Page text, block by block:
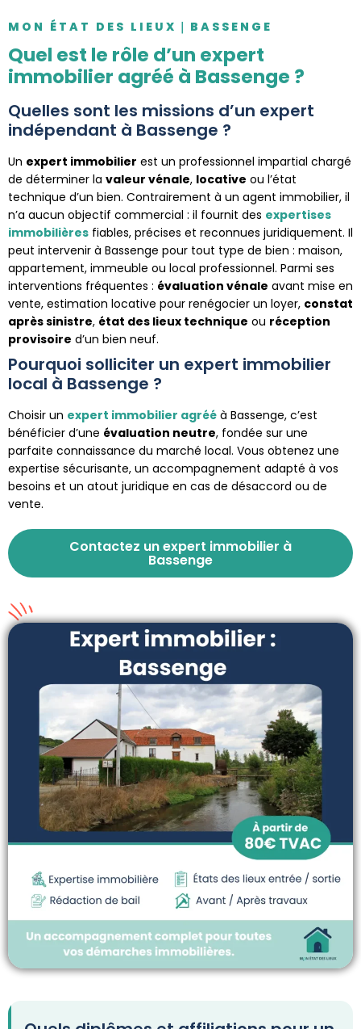
MON ÉTAT DES LIEUX｜BASSENGE
Quel est le rôle d’un expert
immobilier agréé à Bassenge ?
Quelles sont les missions d’un expert
indépendant à Bassenge ?
Un expert immobilier est un professionnel impartial chargé
de déterminer la valeur vénale, locative ou l’état
technique d’un bien. Contrairement à un agent immobilier, il
n’a aucun objectif commercial : il fournit des expertises
immobilières fiables, précises et reconnues juridiquement. Il
peut intervenir à Bassenge pour tout type de bien : maison,
appartement, immeuble ou local professionnel. Parmi ses
interventions fréquentes : évaluation vénale avant mise en
vente, estimation locative pour renégocier un loyer, constat
après sinistre, état des lieux technique ou réception
provisoire d’un bien neuf.
Pourquoi solliciter un expert immobilier
local à Bassenge ?
Choisir un expert immobilier agréé à Bassenge, c’est
bénéficier d’une évaluation neutre, fondée sur une
parfaite connaissance du marché local. Vous obtenez une
expertise sécurisante, un accompagnement adapté à vos
besoins et un atout juridique en cas de désaccord ou de
vente.
Contactez un expert immobilier à
Bassenge